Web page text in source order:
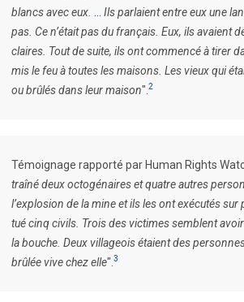
blancs avec eux.
Ils parlaient entre eux une
pas. Ce n’était pas du français. Eux, ils avaient
claires. Tout de suite, ils ont commencé à tirer
mis le feu à toutes les maisons. Les vieux qui
ou brûlés dans leur maison". 2
Témoignage rapporté par Human Rights
traîné deux octogénaires et quatre autres
l’explosion de la mine et ils les ont exécutés sur
tué cinq civils. Trois des victimes semblent
la bouche. Deux villageois étaient des
brûlée vive chez elle". 3